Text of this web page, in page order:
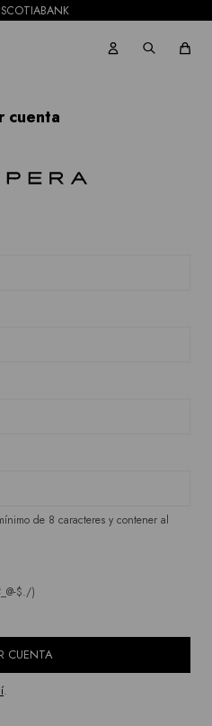
cuenta
de 8 caracteres y contener al
$./)
CUENTA
.